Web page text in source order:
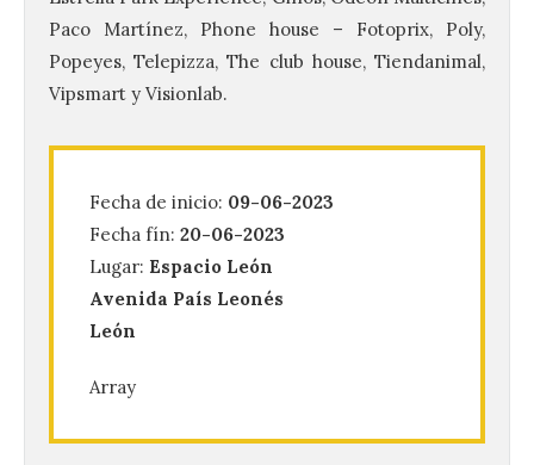
Paco Martínez, Phone house – Fotoprix, Poly,
Popeyes, Telepizza, The club house, Tiendanimal,
Vipsmart y Visionlab.
Fecha de inicio: 09-06-2023
Fecha fín: 20-06-2023
Lugar: Espacio León
Avenida País Leonés
León
Array
La UPSA impulsa la
creación musical con el I
Concurso Internacional de
Composición Coral Sacra
8 Ago 2026